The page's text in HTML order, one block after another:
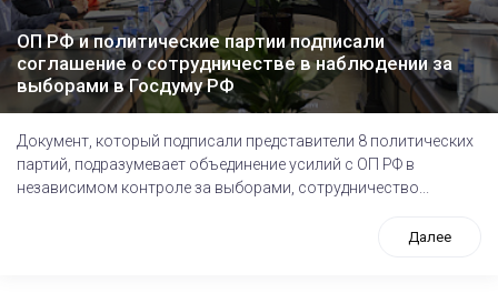
ОП РФ и политические партии подписали
соглашение о сотрудничестве в наблюдении за
выборами в Госдуму РФ
Документ, который подписали представители 8 политических
партий, подразумевает объединение усилий с ОП РФ в
независимом контроле за выборами, сотрудничество...
Далее